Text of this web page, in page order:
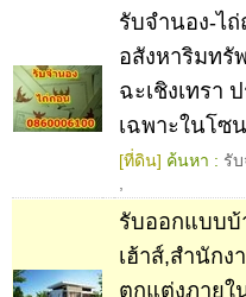
รับจำนอง-ไ
อสังหาริมทรั
ฉะเชิงเทรา
เฉพาะในโซ
[ที่ดิน] ค้นหา : รั
รับออกแบบ
เฮ้าส์,สำนัก
ตกแต่งภายใ